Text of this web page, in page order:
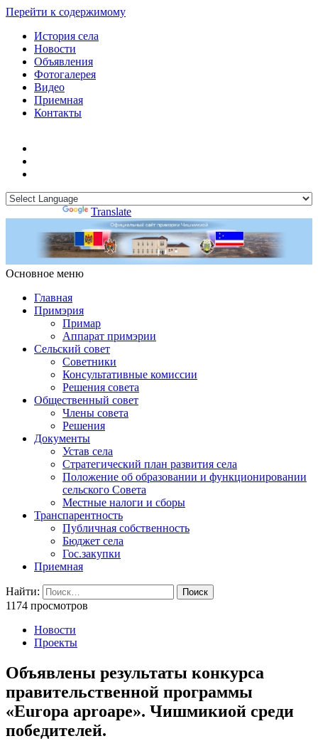
Перейти к содержимому
История села
Новости
Объявления
Фотогалерея
Видео
Приемная
Контакты
Translate
Основное меню
Примэрия Чишмикиой
Главная
Примэрия
Примар
Аппарат примэрии
Сельский совет
Советники
Консультативные комиссии
Решения совета
Общественный совет
Члены совета
Решения
Документы
Устав села
Стратегический план развития села
Положение об образовании и функционировании
сельского Совета
Местные налоги и сборы
Транспарентность
Публичная собственность
Бюджет села
Гос.закупки
Приемная
Найти:
1174 просмотров
Новости
Проекты
Объявлены результаты конкурса
правительственной программы
«Europa aproape». Чишмикиой среди
победителей.